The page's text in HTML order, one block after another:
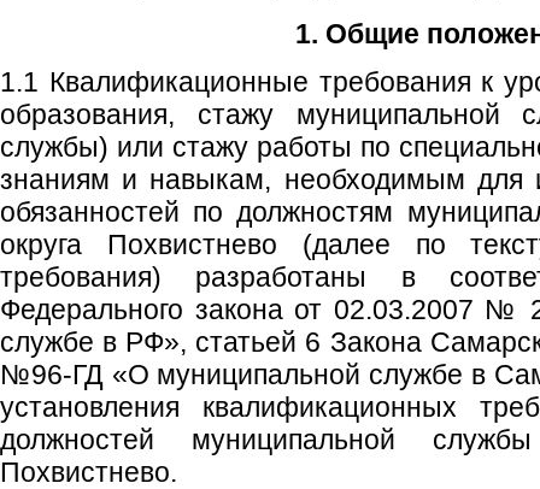
1. Общие
1.1 Квалификационные требования к
образования, стажу муниципальной
службы) или стажу работы по
знаниям и навыкам, необходимым для
обязанностей по должностям
округа Похвистнево (далее по
требования) разработаны в
Федерального закона от 02.03.2007
службе в РФ», статьей 6 Закона
№96-ГД «О муниципальной службе в
установления квалификационных
должностей муниципальной
Похвистнево.